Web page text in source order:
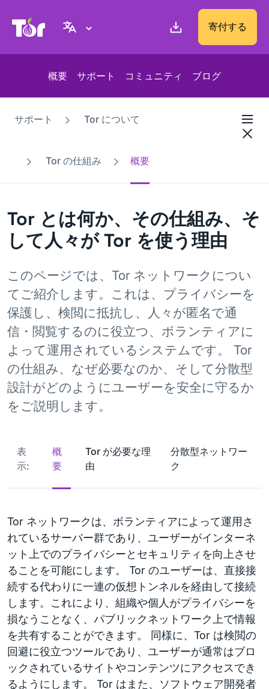
Tor Project ウェブサイト 寄付する
概要 サポート コミュニティ ブログ
サポート Tor について
Tor の仕組み 概要
Tor とは何か、その仕組み、そ
して人々が Tor を使う理由
このページでは、Tor ネットワークについ
てご紹介します。これは、プライバシーを
保護し、検閲に抵抗し、人々が匿名で通
信・閲覧するのに役立つ、ボランティアに
よって運用されているシステムです。 Tor
の仕組み、なぜ必要なのか、そして分散型
設計がどのようにユーザーを安全に守るか
をご説明します。
表
示:
概
要
Tor が必要な理
由
分散型ネットワー
ク
Tor ネットワークは、ボランティアによって運用さ
れているサーバー群であり、ユーザーがインターネ
ット上でのプライバシーとセキュリティを向上させ
ることを可能にします。 Tor のユーザーは、直接接
続する代わりに一連の仮想トンネルを経由して接続
します。これにより、組織や個人がプライバシーを
損なうことなく、パブリックネットワーク上で情報
を共有することができます。 同様に、Tor は検閲の
回避に役立つツールであり、ユーザーが通常はブロ
ックされているサイトやコンテンツにアクセスでき
るようにします。 Tor はまた、ソフトウェア開発者